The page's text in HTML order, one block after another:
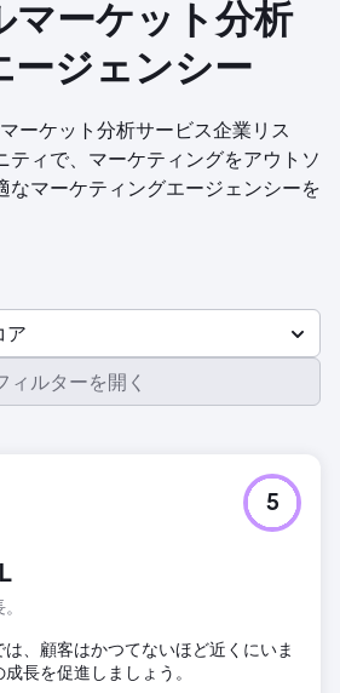
マーケット分析
ージェンシー
ーケット分析サービス企業リス
ティで、マーケティングをアウトソ
なマーケティングエージェンシーを
ア
ィルターを開く
5
、顧客はかつてないほど近くにいま
長を促進しましょう。